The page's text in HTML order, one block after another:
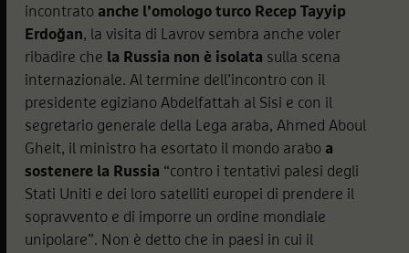
incontrato anche l’omologo turco Recep Tayyip
Erdoğan, la visita di Lavrov sembra anche voler
ribadire che la Russia non è isolata sulla scena
internazionale. Al termine dell’incontro con il
presidente egiziano Abdelfattah al Sisi e con il
segretario generale della Lega araba, Ahmed Aboul
Gheit, il ministro ha esortato il mondo arabo a
sostenere la Russia “contro i tentativi palesi degli
Stati Uniti e dei loro satelliti europei di prendere il
sopravvento e di imporre un ordine mondiale
unipolare”. Non è detto che in paesi in cui il